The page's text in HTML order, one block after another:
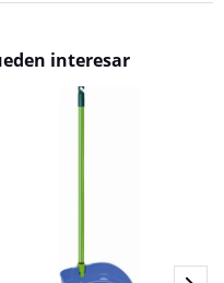
interesar